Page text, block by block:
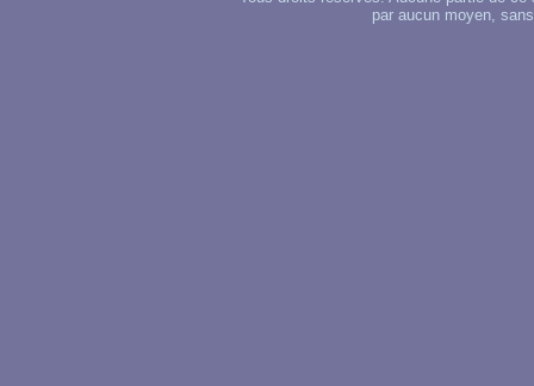
par aucun moyen,